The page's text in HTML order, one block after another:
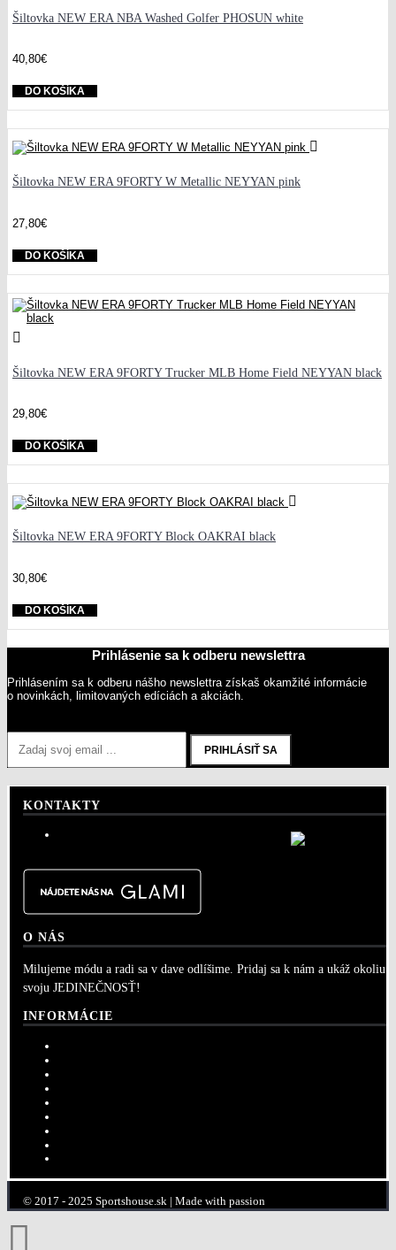
Šiltovka NEW ERA NBA Washed Golfer PHOSUN white
40,80€
DO KOŠÍKA
Šiltovka NEW ERA 9FORTY W Metallic NEYYAN pink
27,80€
DO KOŠÍKA
Šiltovka NEW ERA 9FORTY Trucker MLB Home Field NEYYAN black
29,80€
DO KOŠÍKA
Šiltovka NEW ERA 9FORTY Block OAKRAI black
30,80€
DO KOŠÍKA
Prihlásenie sa k odberu newslettra
Prihlásením sa k odberu nášho newslettra získaš okamžité informácie
o novinkách, limitovaných edíciách a akciách.
PRIHLÁSIŤ SA
KONTAKTY
O NÁS
Milujeme módu a radi sa v dave odlíšime. Pridaj sa k nám a ukáž okoliu
svoju JEDINEČNOSŤ!
INFORMÁCIE
© 2017 - 2025 Sportshouse.sk | Made with passion